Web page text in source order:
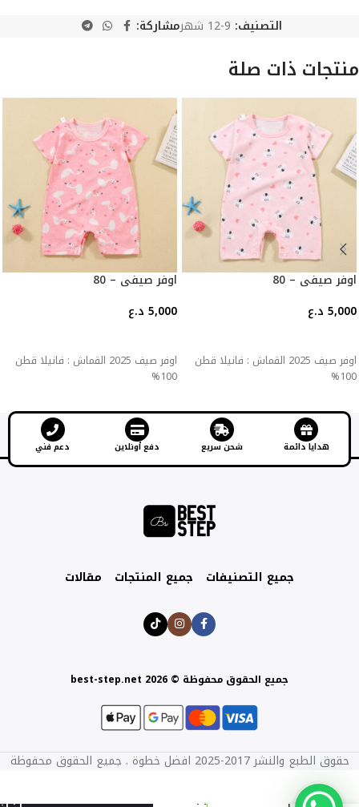
التصنيف: 9-12 شهر مشاركة:
منتجات ذات صلة
اوفر صيفي – 80
5,000 د.ع
اوفر صيف 2025 القماش : فانيلا قطن
100%
اوفر صيفي – 80
5,000 د.ع
اوفر صيف 2025 القماش : فانيلا قطن
100%
هدايا دائمة شحن سريع دفع أونلاين دعم فني
جميع التصنيفات جميع المنتجات مقالات
جميع الحقوق محفوظة © best-step.net 2026
حقوق الطبع والنشر 2017-2025 افضل خطوة . جميع الحقوق محفوظة
14